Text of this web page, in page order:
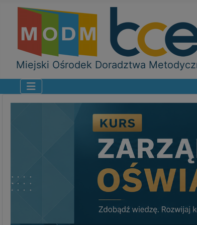
Miejski Ośrodek Doradztwa